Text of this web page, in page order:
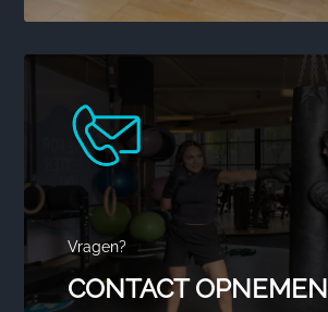
Vragen?
CONTACT OPNEMEN